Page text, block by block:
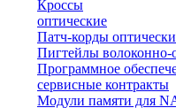
Кроссы
оптические
Патч-корды
Пигтейлы волоконно-
Программное
сервисные контракты
Модули памяти для